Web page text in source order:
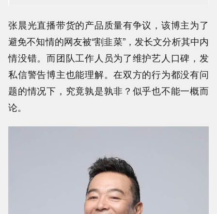
张晨光直播带货的产品质量有争议，该博主为了
避免不知情的网友被“割韭菜”，发长文分析其中内
情没错。而团队工作人员为了维护艺人口碑，发
私信警告博主也能理解。在双方的行为都没有问
题的情况下，究竟孰是孰非？似乎也不能一概而
论。